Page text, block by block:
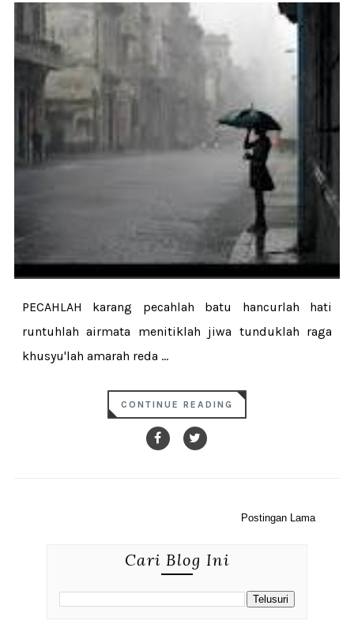
PECAHLAH karang pecahlah batu hancurlah hati
runtuhlah airmata menitiklah jiwa tunduklah raga
khusyu'lah amarah reda ...
CONTINUE READING
Postingan Lama
Cari Blog Ini